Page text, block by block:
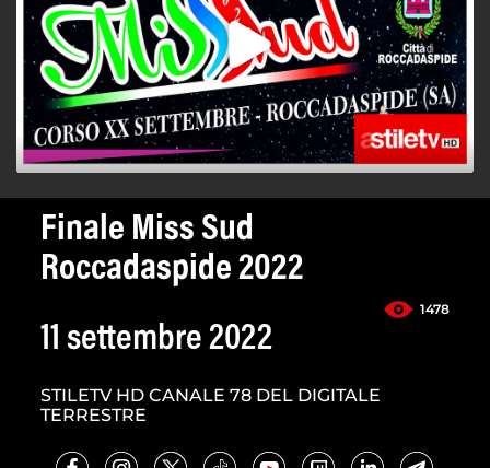
Finale Miss Sud
Roccadaspide 2022
1478
11 settembre 2022
STILETV HD CANALE 78 DEL DIGITALE
TERRESTRE